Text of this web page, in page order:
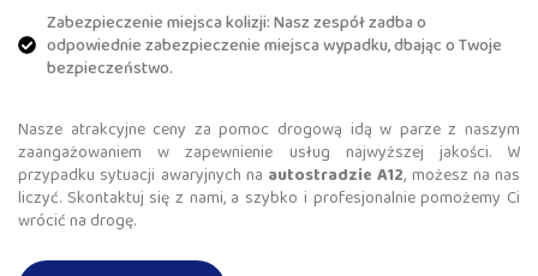
Zabezpieczenie miejsca kolizji: Nasz zespół zadba o
odpowiednie zabezpieczenie miejsca wypadku, dbając o Twoje
bezpieczeństwo.
Nasze atrakcyjne ceny za pomoc drogową idą w parze z naszym
zaangażowaniem w zapewnienie usług najwyższej jakości. W
przypadku sytuacji awaryjnych na autostradzie A12, możesz na nas
liczyć. Skontaktuj się z nami, a szybko i profesjonalnie pomożemy Ci
wrócić na drogę.